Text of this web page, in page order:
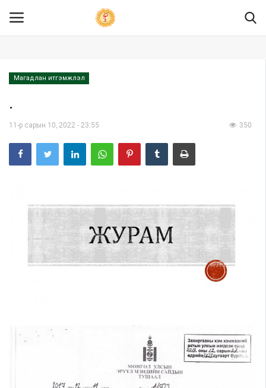
.col-sm-4 {width: 25.333333%;} .col-sm-8 {width: 74.666667%;} .logo-
banner .pull-right a img {width: 100%; height: 130px; vertical-align: top}
Нүүр
Бидний тухай
Мэдээ мэдээлэл
ХЯНАЛТ ШАЛГАЛТ
Төрийн үйлчилгээ
Магадлан итгэмжлэл
.
11-р сарын 10, 2022 - 23:55 350